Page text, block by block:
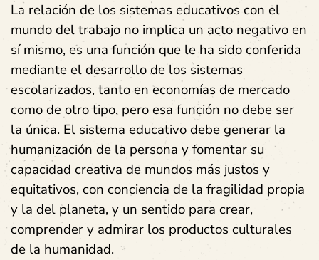
La relación de los sistemas educativos con el
mundo del trabajo no implica un acto negativo en
sí mismo, es una función que le ha sido conferida
mediante el desarrollo de los sistemas
escolarizados, tanto en economías de mercado
como de otro tipo, pero esa función no debe ser
la única. El sistema educativo debe generar la
humanización de la persona y fomentar su
capacidad creativa de mundos más justos y
equitativos, con conciencia de la fragilidad propia
y la del planeta, y un sentido para crear,
comprender y admirar los productos culturales
de la humanidad.